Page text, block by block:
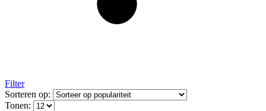
Filter
Sorteren op:
Tonen: